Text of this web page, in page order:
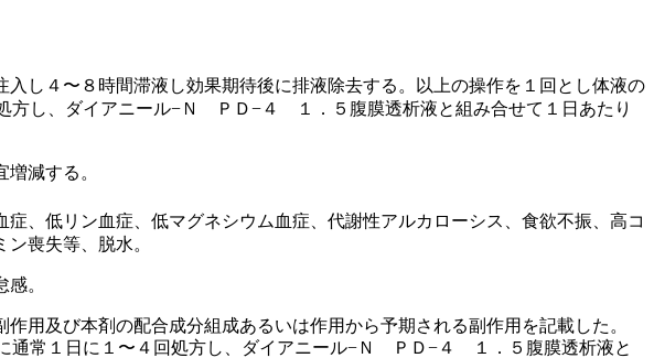
、低リン血症、低マグネシウム血症、代謝性アルカローシス、食欲不振、高コ
喪失等、脱水。
。
用及び本剤の配合成分組成あるいは作用から予期される副作用を記載した。
し４〜８時間滞液し効果期待後に排液除去する。以上の操作を１回とし体液の
し、ダイアニール−Ｎ ＰＤ−４ １．５腹膜透析液と組み合せて１日あたり
減する。
常１日に１〜４回処方し、ダイアニール−Ｎ ＰＤ−４ １．５腹膜透析液と